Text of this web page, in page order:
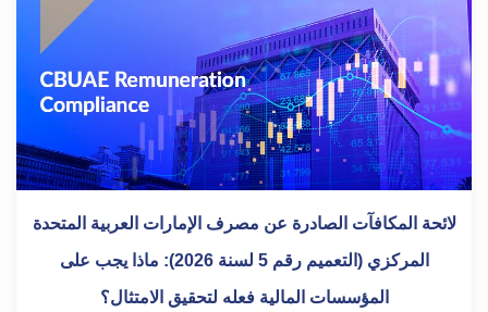
لائحة المكافآت الصادرة عن مصرف الإمارات العربية المتحدة
المركزي (التعميم رقم 5 لسنة 2026): ماذا يجب على
المؤسسات المالية فعله لتحقيق الامتثال؟